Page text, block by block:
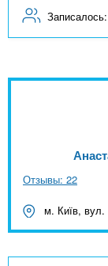
Записалось:
Отзывы: 22
м. Київ, вул.